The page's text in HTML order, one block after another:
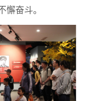
懈奋斗。